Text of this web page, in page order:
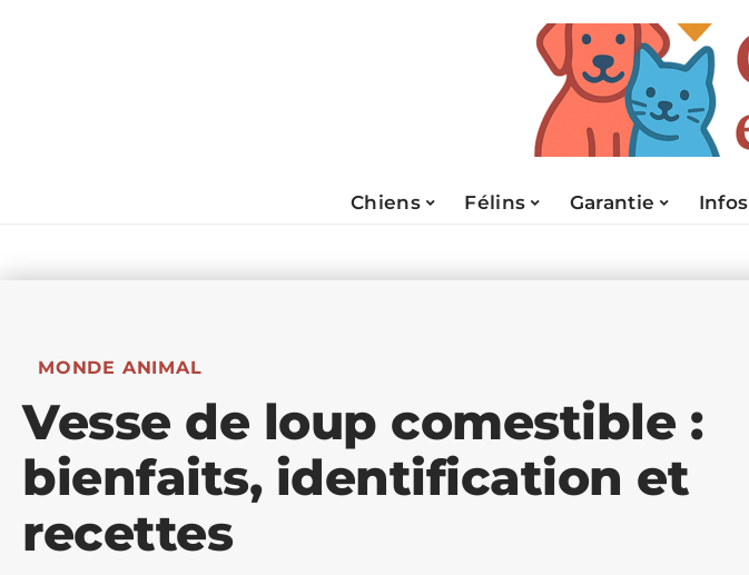
Chiens Félins Garantie Infos
MONDE ANIMAL
Vesse de loup comestible :
bienfaits, identification et
recettes